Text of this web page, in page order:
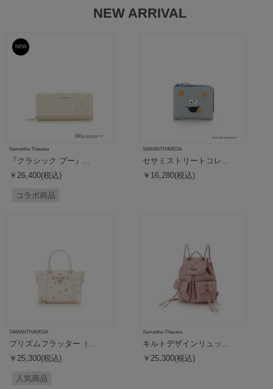
NEW ARRIVAL
予約
NEW
Samantha Thavasa
『クラシック プー』...
￥26,400(税込)
コラボ商品
SAMANTHAVEGA
セサミストリートコレ...
￥16,280(税込)
SAMANTHAVEGA
プリズムフラッター（...
￥25,300(税込)
人気商品
Samantha Thavasa
キルトデザインリュッ...
￥25,300(税込)